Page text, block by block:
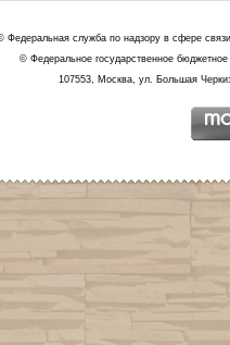
Федеральная служба по надзору в сфере
© Федеральное государственное
107553, Москва, ул. Большая